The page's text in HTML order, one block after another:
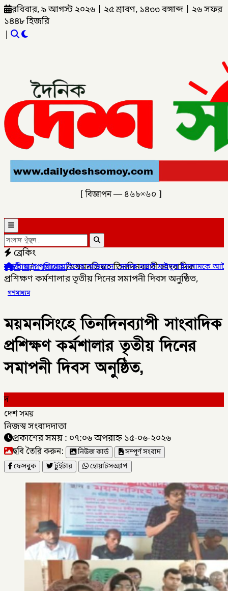
রবিবার, ৯ আগস্ট ২০২৬ ২৫ শ্রাবণ, ১৪৩৩ বঙ্গাব্দ
২৬ সফর
১৪৪৮ হিজরি
|
[ বিজ্ঞাপন — ৪৬৮×৬০ ]
ব্রেকিং
অভিযানে , মাদক সম্রাট মাইদুল ইসলামকে আটক ০৩ বোতল স্কাফ
হোম/গণমাধ্যম/ময়মনসিংহে তিনদিনব্যাপী সাংবাদিক
প্রশিক্ষণ কর্মশালার তৃতীয় দিনের সমাপনী দিবস অনুষ্ঠিত,
গণমাধ্যম
ময়মনসিংহে তিনদিনব্যাপী সাংবাদিক
প্রশিক্ষণ কর্মশালার তৃতীয় দিনের
সমাপনী দিবস অনুষ্ঠিত,
দ
দেশ সময়
নিজস্ব সংবাদদাতা
প্রকাশের সময় : ০৭:০৬ অপরাহ্ন ১৫-০৬-২০২৬
ছবি তৈরি করুন: নিউজ কার্ড
সম্পূর্ণ সংবাদ
ফেসবুক
টুইটার হোয়াটসঅ্যাপ